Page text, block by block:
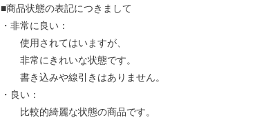
■商品状態の表記につきまして
・非常に良い：
使用されてはいますが、
非常にきれいな状態です。
書き込みや線引きはありません。
・良い：
比較的綺麗な状態の商品です。